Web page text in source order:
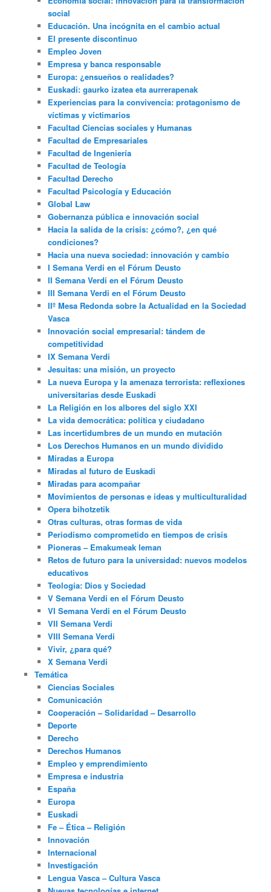
social
Educación. Una incógnita en el cambio actual
El presente discontinuo
Empleo Joven
Empresa y banca responsable
Europa: ¿ensueños o realidades?
Euskadi: gaurko izatea eta aurrerapenak
Experiencias para la convivencia: protagonismo de
víctimas y victimarios
Facultad Ciencias sociales y Humanas
Facultad de Empresariales
Facultad de Ingeniería
Facultad de Teología
Facultad Derecho
Facultad Psicología y Educación
Global Law
Gobernanza pública e innovación social
Hacia la salida de la crisis: ¿cómo?, ¿en qué
condiciones?
Hacia una nueva sociedad: innovación y cambio
I Semana Verdi en el Fórum Deusto
II Semana Verdi en el Fórum Deusto
III Semana Verdi en el Fórum Deusto
IIº Mesa Redonda sobre la Actualidad en la Sociedad
Vasca
Innovación social empresarial: tándem de
competitividad
IX Semana Verdi
Jesuitas: una misión, un proyecto
La nueva Europa y la amenaza terrorista: reflexiones
universitarias desde Euskadi
La Religión en los albores del siglo XXI
La vida democrática: política y ciudadano
Las incertidumbres de un mundo en mutación
Los Derechos Humanos en un mundo dividido
Miradas a Europa
Miradas al futuro de Euskadi
Miradas para acompañar
Movimientos de personas e ideas y multiculturalidad
Opera bihotzetik
Otras culturas, otras formas de vida
Periodismo comprometido en tiempos de crisis
Pioneras – Emakumeak leman
Retos de futuro para la universidad: nuevos modelos
educativos
Teología: Dios y Sociedad
V Semana Verdi en el Fórum Deusto
VI Semana Verdi en el Fórum Deusto
VII Semana Verdi
VIII Semana Verdi
Vivir, ¿para qué?
X Semana Verdi
Temática
Ciencias Sociales
Comunicación
Cooperación – Solidaridad – Desarrollo
Deporte
Derecho
Derechos Humanos
Empleo y emprendimiento
Empresa e industria
España
Europa
Euskadi
Fe – Ética – Religión
Innovación
Internacional
Investigación
Lengua Vasca – Cultura Vasca